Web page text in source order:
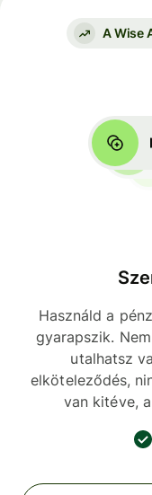
A Wise
Használd a
gyarapszik.
utalhatsz
elköteleződés,
van kitéve,